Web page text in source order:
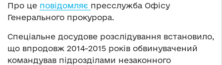
Про це повідомляє пресслужба Офісу
Генерального прокурора.
Спеціальне досудове розслідування встановило,
що впродовж 2014-2015 років обвинувачений
командував підрозділами незаконного